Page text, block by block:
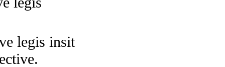
legis insit